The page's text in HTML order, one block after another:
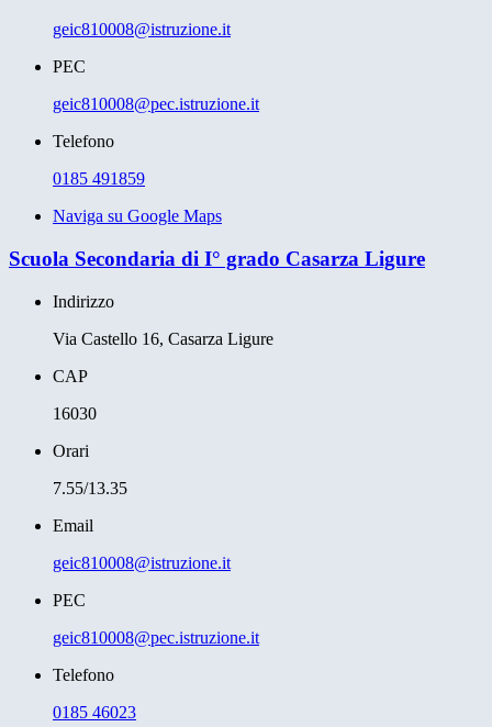
geic810008@istruzione.it
PEC
geic810008@pec.istruzione.it
Telefono
0185 491859
Naviga su Google Maps
Scuola Secondaria di I° grado Casarza Ligure
Indirizzo
Via Castello 16, Casarza Ligure
CAP
16030
Orari
7.55/13.35
Email
geic810008@istruzione.it
PEC
geic810008@pec.istruzione.it
Telefono
0185 46023